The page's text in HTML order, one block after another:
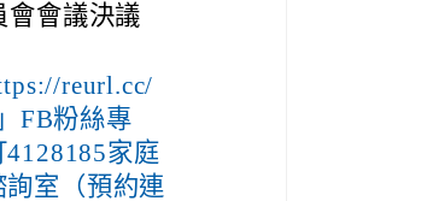
會會議決議
reurl.cc/
FB粉絲專
家庭
室（預約連